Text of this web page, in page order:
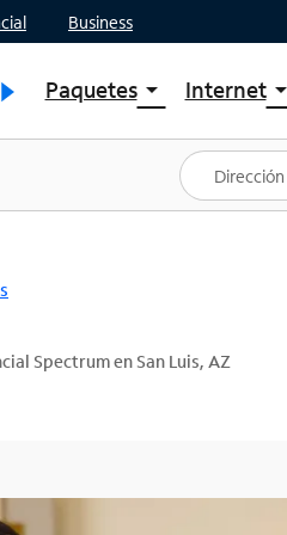
Business
Paquetesarrow_drop_down
Ver paquetes
Spectrum One
Mejores ofertas
Internetarrow_drop_down
Planes
Spectrum en San Luis, AZ